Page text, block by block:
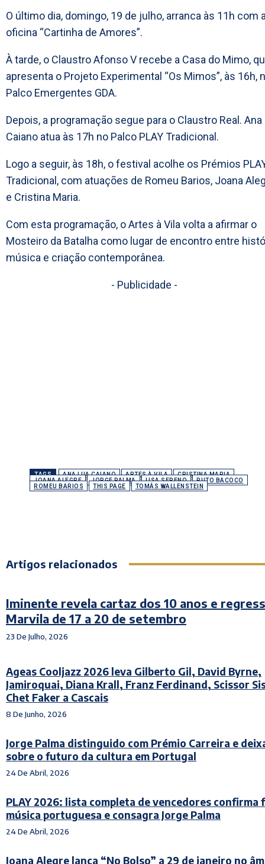
O último dia, domingo, 19 de julho, arranca às 11h com
oficina “Cartinha de Amores”.
À tarde, o Claustro Afonso V recebe a Casa do Mimo,
apresenta o Projeto Experimental “Os Mimos”, às 16h,
Palco Emergentes GDA.
Depois, a programação segue para o Claustro Real. Ana
Caiano atua às 17h no Palco PLAY Tradicional.
Logo a seguir, às 18h, o festival acolhe os Prémios
Tradicional, com atuações de Romeu Barios, Joana
e Cristina Maria.
Com esta programação, o Artes à Vila volta a afirmar o
Mosteiro da Batalha como lugar de encontro entre
música e criação contemporânea.
- Publicidade -
TAGS ANA LUA CAIANO ARTES À VILA
CRISTINA MARIA
JOANA ALEGRE
JORGE PALMA LISA SERENO
PUTO BACOCO
ROMEU BARIOS
THIS PAGE TOMÁS WALLENSTEIN
Artigos relacionados
Iminente revela cartaz dos 10 anos e
Marvila de 17 a 20 de setembro
23 De Julho, 2026
Ageas Cooljazz 2026 leva Gilberto Gil, David Byrne,
Jamiroquai, Diana Krall, Franz Ferdinand, Scissor
Chet Faker a Cascais
8 De Junho, 2026
Jorge Palma distinguido com Prémio Carreira e
sobre o futuro da cultura em Portugal
24 De Abril, 2026
PLAY 2026: lista completa de vencedores confirma
música portuguesa e consagra Jorge Palma
24 De Abril, 2026
Joana Alegre lança “No Bolso” a 29 de janeiro no